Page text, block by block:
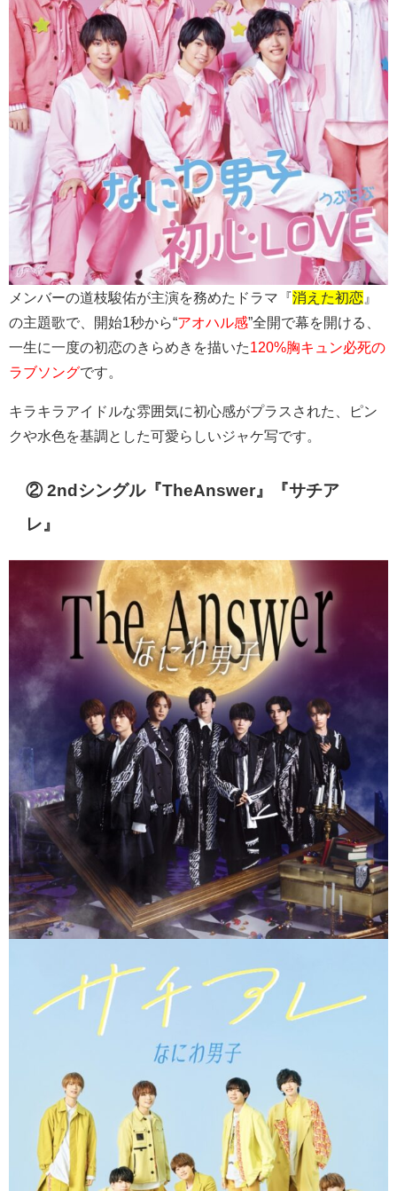
メンバーの道枝駿佑が主演を務めたドラマ『消えた初恋 』
の主題歌で、開始1秒から“アオハル感”全開で幕を開ける、
一生に一度の初恋のきらめきを描いた120%胸キュン必死の
ラブソングです。
キラキラアイドルな雰囲気に初心感がプラスされた、ピン
クや水色を基調とした可愛らしいジャケ写です。
② 2ndシングル『TheAnswer』『サチア
レ』